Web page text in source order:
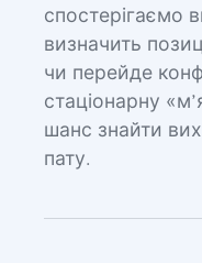
спостерігаємо
визначить
чи перейде
стаціонарну
шанс знайти
пату.